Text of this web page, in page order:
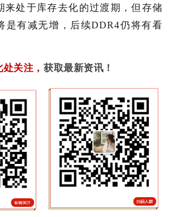
来处于库存去化的过渡期，但存储
是有减无增，后续DDR4仍将有看
处关注 ， 获取最新资讯！